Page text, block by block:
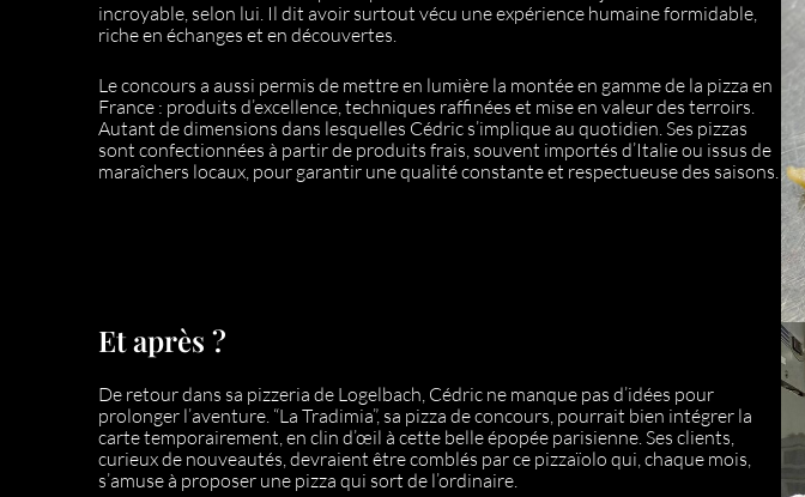
incroyable, selon lui. Il dit avoir surtout vécu une expérience humaine formidable,
riche en échanges et en découvertes.
Le concours a aussi permis de mettre en lumière la montée en gamme de la pizza en
France : produits d’excellence, techniques raffinées et mise en valeur des terroirs.
Autant de dimensions dans lesquelles Cédric s’implique au quotidien. Ses pizzas
sont confectionnées à partir de produits frais, souvent importés d’Italie ou issus de
maraîchers locaux, pour garantir une qualité constante et respectueuse des saisons.
Et après ?
De retour dans sa pizzeria de Logelbach, Cédric ne manque pas d’idées pour
prolonger l’aventure. “La Tradimia”, sa pizza de concours, pourrait bien intégrer la
carte temporairement, en clin d’œil à cette belle épopée parisienne. Ses clients,
curieux de nouveautés, devraient être comblés par ce pizzaïolo qui, chaque mois,
s’amuse à proposer une pizza qui sort de l’ordinaire.